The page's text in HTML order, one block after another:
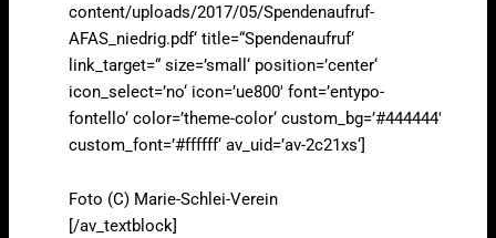
content/uploads/2017/05/Spendenaufruf-
AFAS_niedrig.pdf‘ title=“Spendenaufruf‘
link_target=“ size=’small‘ position=’center‘
icon_select=’no‘ icon=’ue800′ font=’entypo-
fontello‘ color=’theme-color‘ custom_bg=’#444444′
custom_font=’#ffffff‘ av_uid=’av-2c21xs‘]
Foto (C) Marie-Schlei-Verein
[/av_textblock]